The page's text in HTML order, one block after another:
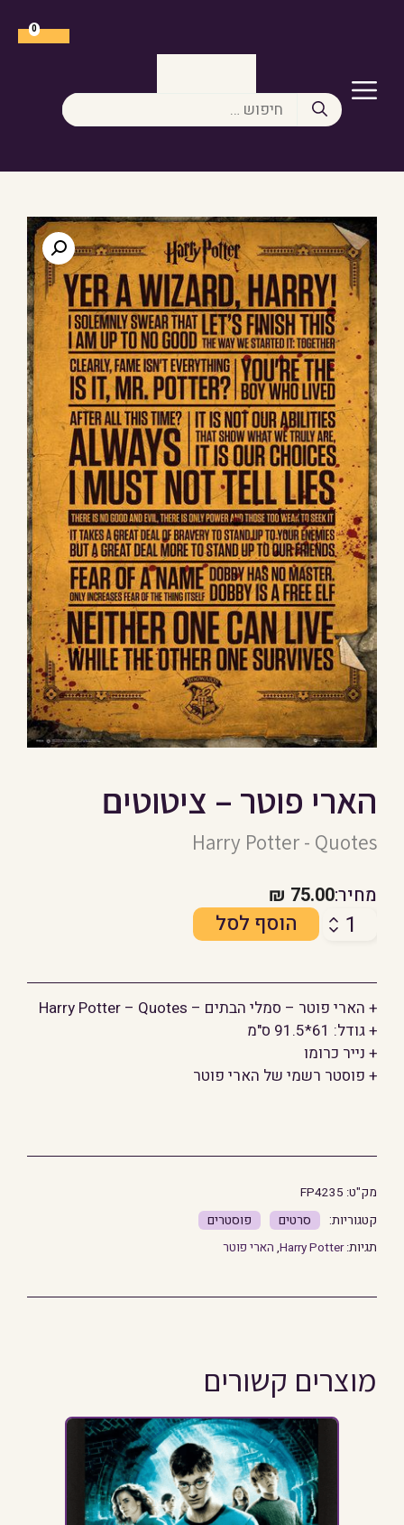
חיפוש:
0
תפריט
הארי פוטר – ציטוטים
Harry Potter - Quotes
מחיר:75.00
₪
כמות
פוטר
-
ציטוטים
הוסף לסל
+ הארי פוטר – סמלי הבתים – Harry Potter – Quotes
+ גודל: 61*91.5 ס"מ
+ נייר כרומו
+ פוסטר רשמי של הארי פוטר
מק"ט: FP4235
סרטים פוסטרים
תגיות:Harry Potter
, הארי פוטר
מוצרים קשורים